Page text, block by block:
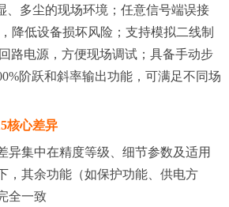
、多尘的现场环境；任意信号端误接
降低设备损坏风险；支持模拟二线制
路电源，方便现场调试；具备手动步
阶跃和斜率输出功能，可满足不同场
核心差异
异集中在精度等级、细节参数及适用
，其余功能（如保护功能、供电方
全一致